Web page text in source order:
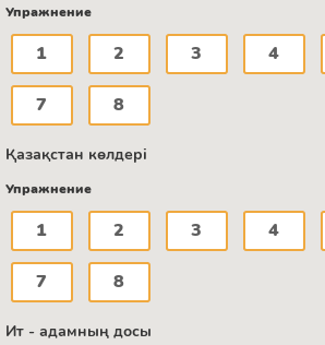
Упражнение
1 2 3 4
7 8
Қазақстан көлдері
Упражнение
1 2 3 4
7 8
Ит - адамның досы